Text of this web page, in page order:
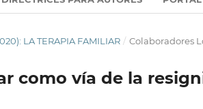
LA TERAPIA FAMILIAR / Colaboradores
como vía de la